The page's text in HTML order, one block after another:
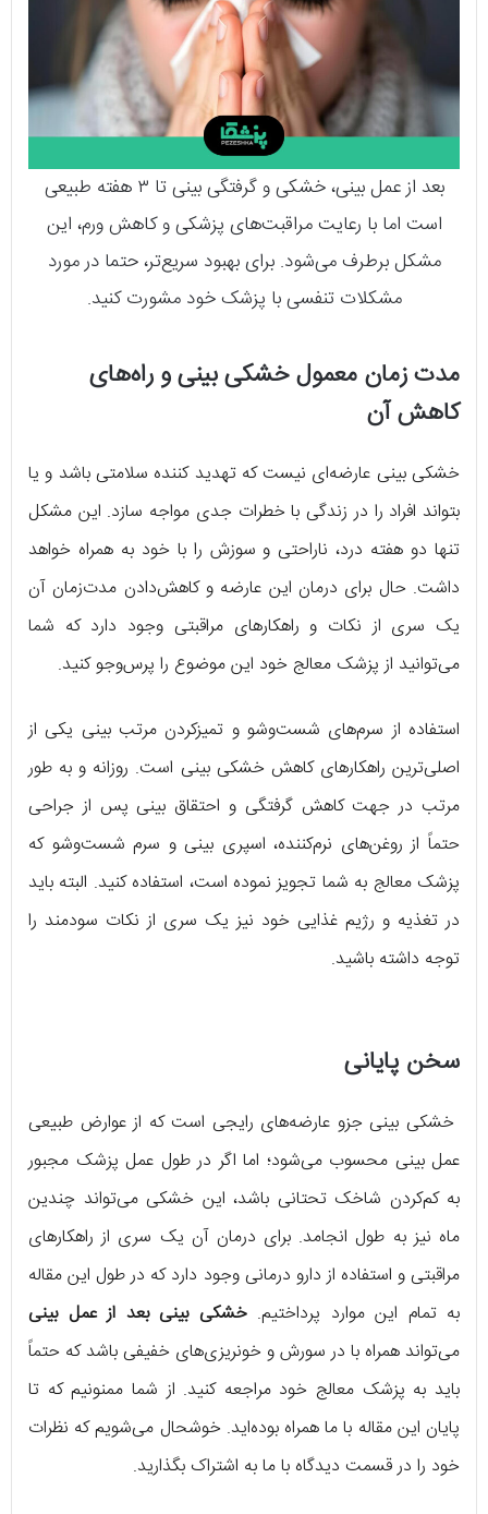
بعد از عمل بینی، خشکی و گرفتگی بینی تا ۳ هفته طبیعی
است اما با رعایت مراقبت‌های پزشکی و کاهش ورم، این
مشکل برطرف می‌شود. برای بهبود سریع‌تر، حتما در مورد
مشکلات تنفسی با پزشک خود مشورت کنید.
مدت زمان معمول خشکی بینی و راه‌های
کاهش آن
خشکی بینی عارضه‌ای نیست که تهدید کننده‌ سلامتی باشد و یا
بتواند افراد را در زندگی با خطرات جدی مواجه سازد. این مشکل
تنها دو هفته درد، ناراحتی و سوزش را با خود به همراه خواهد
داشت. حال برای درمان این عارضه و کاهش‌دادن مدت‌زمان آن
یک سری از نکات و راهکارهای مراقبتی وجود دارد که شما
می‌توانید از پزشک معالج خود این موضوع را پرس‌وجو کنید.
استفاده از سرم‌های شست‌وشو و تمیزکردن مرتب بینی یکی از
اصلی‌ترین راهکارهای کاهش خشکی بینی است. روزانه و به طور
مرتب در جهت کاهش گرفتگی و احتقاق بینی پس از جراحی
حتماً از روغن‌های نرم‌کننده، اسپری بینی و سرم شست‌وشو که
پزشک معالج به شما تجویز نموده است، استفاده کنید. البته باید
در تغذیه و رژیم غذایی خود نیز یک سری از نکات سودمند را
توجه داشته باشید.
سخن پایانی
خشکی بینی جزو عارضه‌های رایجی است که از عوارض طبیعی
عمل بینی محسوب می‌شود؛ اما اگر در طول عمل پزشک مجبور
به کم‌کردن شاخک تحتانی باشد، این خشکی می‌تواند چندین
ماه نیز به طول انجامد. برای درمان آن یک سری از راهکارهای
مراقبتی و استفاده از دارو درمانی وجود دارد که در طول این مقاله
به تمام این موارد پرداختیم.خشکی بینی بعد از عمل بینی
می‌تواند همراه با در سورش و خونریزی‌های خفیفی باشد که حتماً
باید به پزشک معالج خود مراجعه کنید. از شما ممنونیم که تا
پایان این مقاله با ما همراه بوده‌اید. خوشحال می‌شویم که نظرات
خود را در قسمت دیدگاه با ما به اشتراک بگذارید.